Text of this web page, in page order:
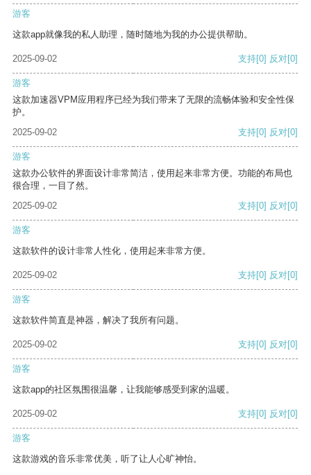
游客
这款app就像我的私人助理，随时随地为我的办公提供帮助。
2025-09-02 支持[0] 反对[0]
游客
这款加速器VPM应用程序已经为我们带来了无限的流畅体验和安全性保
护。
2025-09-02
支持[0] 反对[0]
游客
这款办公软件的界面设计非常简洁，使用起来非常方便。功能的布局也
很合理，一目了然。
2025-09-02
支持[0] 反对[0]
游客
这款软件的设计非常人性化，使用起来非常方便。
2025-09-02 支持[0] 反对[0]
游客
这款软件简直是神器，解决了我所有问题。
2025-09-02 支持[0] 反对[0]
游客
这款app的社区氛围很温馨，让我能够感受到家的温暖。
2025-09-02 支持[0] 反对[0]
游客
这款游戏的音乐非常优美，听了让人心旷神怡。